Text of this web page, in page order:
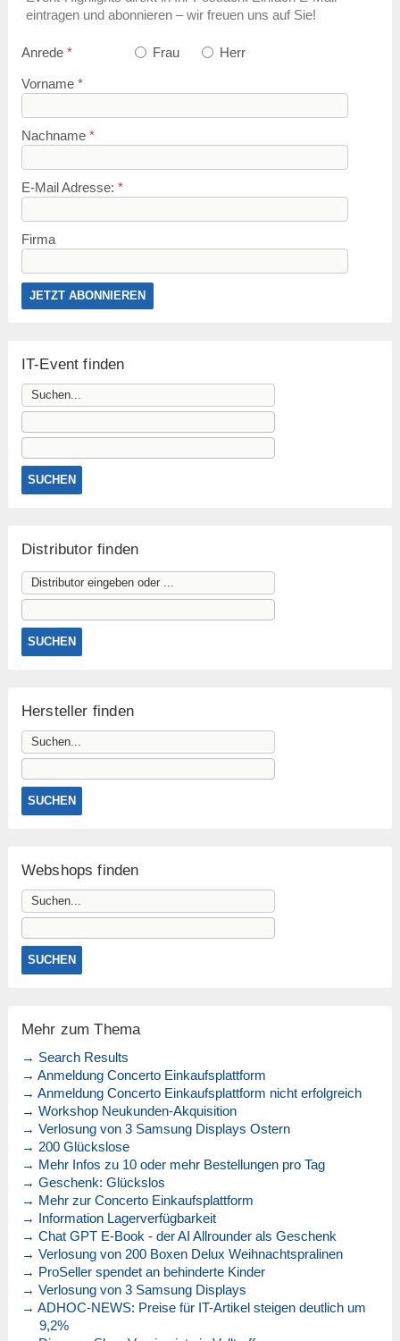
eintragen und abonnieren – wir freuen uns auf Sie!
Anrede * Frau Herr
Vorname *
Nachname *
E-Mail Adresse: *
Firma
IT-Event finden
Distributor finden
Hersteller finden
Webshops finden
Mehr zum Thema
→ Search Results
→ Anmeldung Concerto Einkaufsplattform
→ Anmeldung Concerto Einkaufsplattform nicht erfolgreich
→ Workshop Neukunden-Akquisition
→ Verlosung von 3 Samsung Displays Ostern
→ 200 Glückslose
→ Mehr Infos zu 10 oder mehr Bestellungen pro Tag
→ Geschenk: Glückslos
→ Mehr zur Concerto Einkaufsplattform
→ Information Lagerverfügbarkeit
→ Chat GPT E-Book - der AI Allrounder als Geschenk
→ Verlosung von 200 Boxen Delux Weihnachtspralinen
→ ProSeller spendet an behinderte Kinder
→ Verlosung von 3 Samsung Displays
→ ADHOC-NEWS: Preise für IT-Artikel steigen deutlich um
9,2%